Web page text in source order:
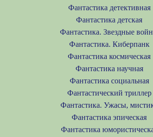
Фантастика детективная
Фантастика детская
Фантастика. Звездные
Фантастика. Киберпанк
Фантастика космическая
Фантастика научная
Фантастика социальная
Фантастический триллер
Фантастика. Ужасы,
Фантастика эпическая
Фантастика